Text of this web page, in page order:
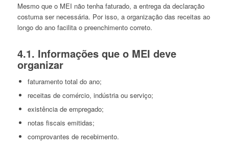
Mesmo que o MEI não tenha faturado, a entrega da declaração
costuma ser necessária. Por isso, a organização das receitas ao
longo do ano facilita o preenchimento correto.
4.1. Informações que o MEI deve
organizar
faturamento total do ano;
receitas de comércio, indústria ou serviço;
existência de empregado;
notas fiscais emitidas;
comprovantes de recebimento.